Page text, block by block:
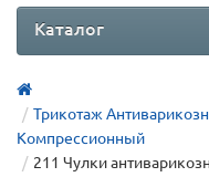
Каталог
Трикотаж
Компрессионный
211 Чулки